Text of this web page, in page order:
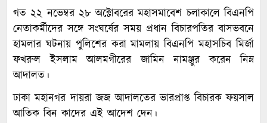
গত ২২ নভেম্বর ২৮ অক্টোবরের মহাসমাবেশ চলাকালে বিএনপি
নেতাকর্মীদের সঙ্গে সংঘর্ষের সময় প্রধান বিচারপতির বাসভবনে
হামলার ঘটনায় পুলিশের করা মামলায় বিএনপি মহাসচিব মির্জা
ফখরুল ইসলাম আলমগীরের জামিন নামঞ্জুর করেন নিম্ন
আদালত।
ঢাকা মহানগর দায়রা জজ আদালতের ভারপ্রাপ্ত বিচারক ফয়সাল
আতিক বিন কাদের এই আদেশ দেন।